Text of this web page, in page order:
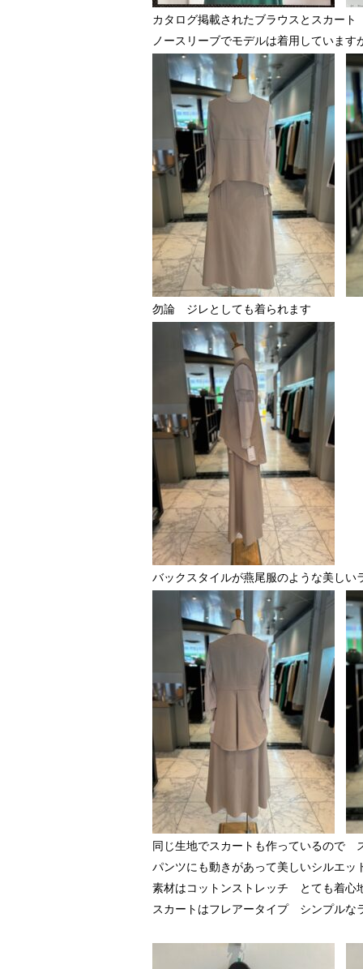
カタログ掲載されたブラウスとスカート
ノースリーブでモデルは着用しています
勿論 ジレとしても着られます
バックスタイルが燕尾服のような美しい
同じ生地でスカートも作っているので
パンツにも動きがあって美しいシルエッ
素材はコットンストレッチ とても着心
スカートはフレアータイプ シンプルな